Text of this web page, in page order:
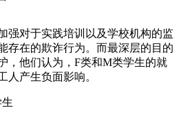
强对于实践培训以及学校机构的监
存在的欺诈行为。而最深层的目的
，他们认为，F类和M类学生的就
人产生负面影响。